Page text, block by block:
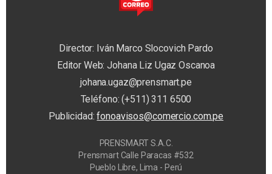
Director: Iván Marco Slocovich Pardo
Editor Web: Johana Liz Ugaz Oscanoa
johana.ugaz@prensmart.pe
Teléfono: (+511) 311 6500
Publicidad:fonoavisos@comercio.com.pe
PRENSMART S.A.C.
Prensmart Calle Paracas #532
Pueblo Libre, Lima - Perú